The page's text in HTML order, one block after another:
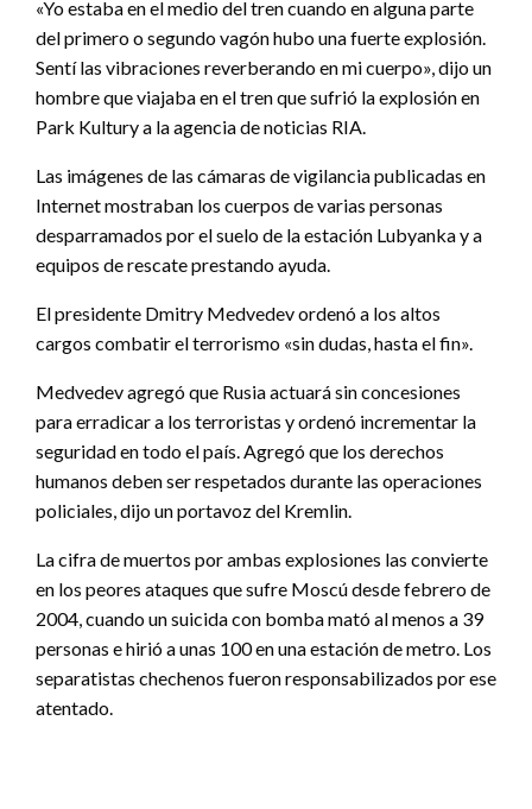
«Yo estaba en el medio del tren cuando en alguna parte
del primero o segundo vagón hubo una fuerte explosión.
Sentí las vibraciones reverberando en mi cuerpo», dijo un
hombre que viajaba en el tren que sufrió la explosión en
Park Kultury a la agencia de noticias RIA.
Las imágenes de las cámaras de vigilancia publicadas en
Internet mostraban los cuerpos de varias personas
desparramados por el suelo de la estación Lubyanka y a
equipos de rescate prestando ayuda.
El presidente Dmitry Medvedev ordenó a los altos
cargos combatir el terrorismo «sin dudas, hasta el fin».
Medvedev agregó que Rusia actuará sin concesiones
para erradicar a los terroristas y ordenó incrementar la
seguridad en todo el país. Agregó que los derechos
humanos deben ser respetados durante las operaciones
policiales, dijo un portavoz del Kremlin.
La cifra de muertos por ambas explosiones las convierte
en los peores ataques que sufre Moscú desde febrero de
2004, cuando un suicida con bomba mató al menos a 39
personas e hirió a unas 100 en una estación de metro. Los
separatistas chechenos fueron responsabilizados por ese
atentado.